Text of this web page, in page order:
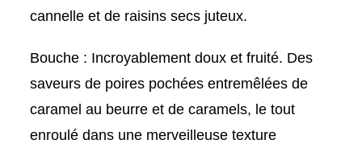
cannelle et de raisins secs juteux.
Bouche : Incroyablement doux et fruité. Des
saveurs de poires pochées entremêlées de
caramel au beurre et de caramels, le tout
enroulé dans une merveilleuse texture